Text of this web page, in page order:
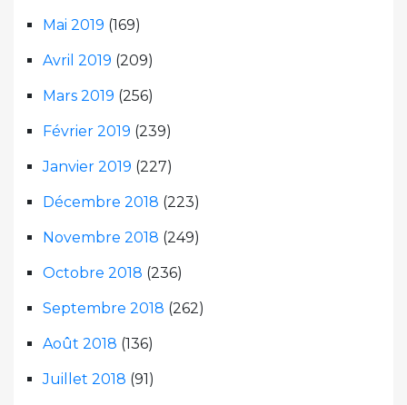
Mai 2019 (169)
Avril 2019 (209)
Mars 2019 (256)
Février 2019 (239)
Janvier 2019 (227)
Décembre 2018 (223)
Novembre 2018 (249)
Octobre 2018 (236)
Septembre 2018 (262)
Août 2018 (136)
Juillet 2018 (91)